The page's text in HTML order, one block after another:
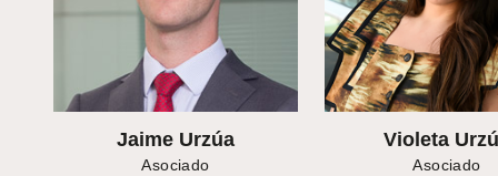
Jaime Urzúa
Asociado
Violeta
Asociado